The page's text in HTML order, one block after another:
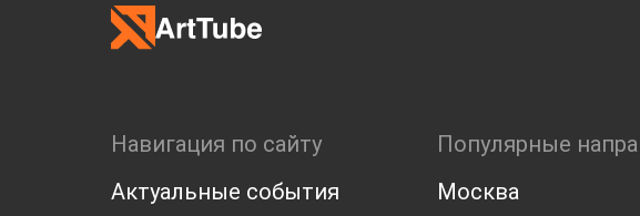
Навигация по сайту
Актуальные события
Популярные
Москва